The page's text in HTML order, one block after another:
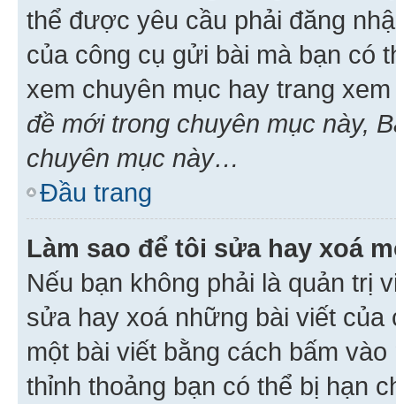
thể được yêu cầu phải đăng
của công cụ gửi bài mà bạn có
xem chuyên mục hay trang
đề mới trong chuyên mục này,
chuyên mục này…
Đầu trang
Làm sao để tôi sửa hay xoá
Nếu bạn không phải là quản trị
sửa hay xoá những bài viết
một bài viết bằng cách bấm
thỉnh thoảng bạn có thể bị hạn